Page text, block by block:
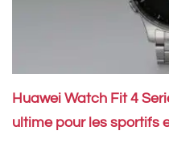
Huawei Watch Fit 4
ultime pour les sportifs